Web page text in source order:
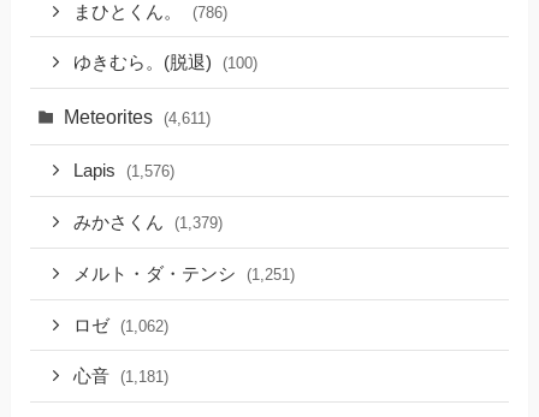
まひとくん。 (786)
ゆきむら。(脱退) (100)
Meteorites (4,611)
Lapis (1,576)
みかさくん (1,379)
メルト・ダ・テンシ (1,251)
ロゼ (1,062)
心音 (1,181)